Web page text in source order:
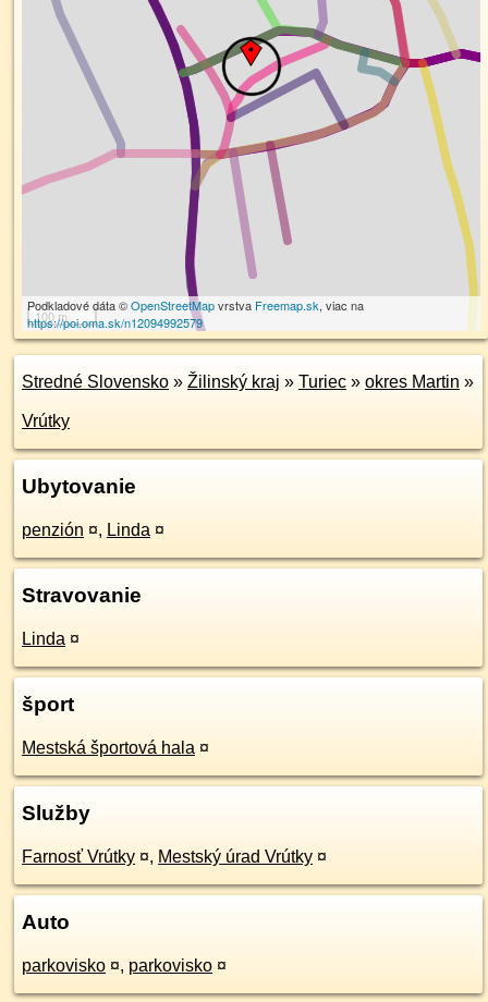
100 m
Podkladové dáta ©OpenStreetMapvrstva Freemap.sk, viac na
https://poi.oma.sk/n12094992579
Stredné Slovensko » Žilinský kraj » Turiec » okres Martin »
Vrútky
Ubytovanie
penzión ¤, Linda ¤
Stravovanie
Linda ¤
šport
Mestská športová hala ¤
Služby
Farnosť Vrútky ¤, Mestský úrad Vrútky ¤
Auto
parkovisko ¤, parkovisko ¤